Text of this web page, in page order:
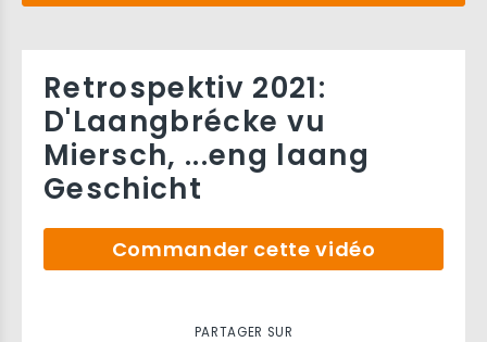
Retrospektiv 2021:
D'Laangbrécke vu
Miersch, ...eng laang
Geschicht
Commander cette vidéo
PARTAGER SUR